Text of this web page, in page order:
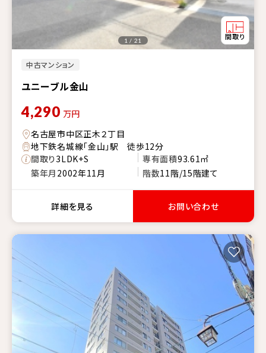
中古マンション
ユニーブル金山
1 / 21
4,290 万円
名古屋市中区正木２丁目
地下鉄名城線「金山」駅 徒歩12分
間取り3LDK+S 専有面積93.61㎡
築年月 2002年11月 階数11階/15階建て
詳細を見る お問い合わせ